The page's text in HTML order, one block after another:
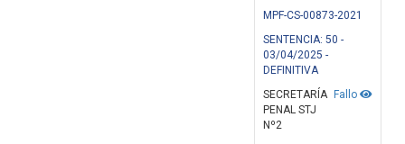
MPF-CS-00873-2021
SENTENCIA: 50 -
03/04/2025 -
DEFINITIVA
Fallo
SECRETARÍA
PENAL STJ
Nº2